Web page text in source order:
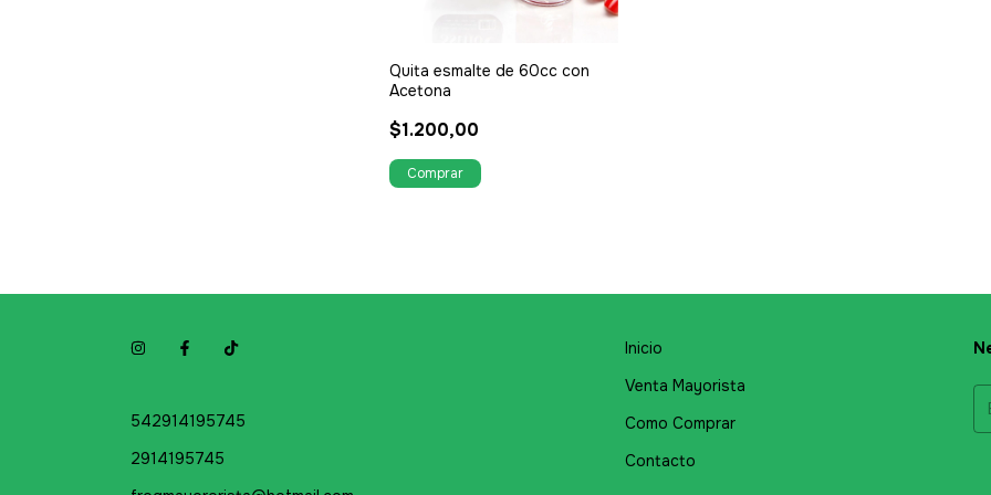
Quita esmalte de 60cc con
Acetona
$1.200,00
542914195745
2914195745
Inicio
Venta Mayorista
Como Comprar
Contacto